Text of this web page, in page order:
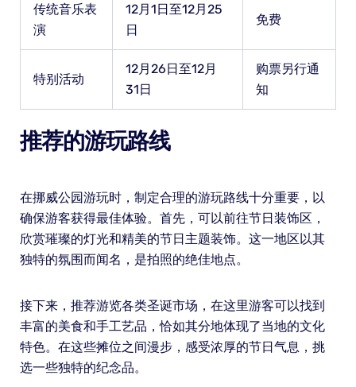
传统音乐表
演
12月1日至12月25
日
免费
特别活动
12月26日至12月
31日
购票另行通
知
推荐的游玩路线
在挪威公园游玩时，制定合理的游玩路线十分重要，以
确保游客获得最佳体验。首先，可以前往节日装饰区，
欣赏璀璨的灯光和精美的节日主题装饰。这一地区以其
独特的氛围而闻名，是拍照的绝佳地点。
接下来，推荐游览各类圣诞市场，在这里游客可以找到
丰富的美食和手工艺品，恰如其分地体现了当地的文化
特色。在这些摊位之间漫步，感受浓厚的节日气息，挑
选一些独特的纪念品。